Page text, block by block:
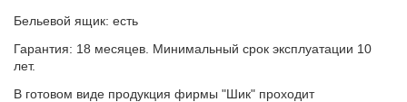
Бельевой ящик: есть
Гарантия: 18 месяцев. Минимальный срок эксплуатации 10
лет.
В готовом виде продукция фирмы "Шик" проходит